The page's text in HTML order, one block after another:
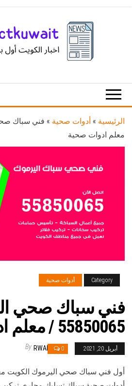
الكويت
الرئيسية » أدوات صحية »
معلم ادوات صحية
Category أدوات صحية
فني سباك صحي
55850065 / معلم ادوات صحية
أبريل 20, 2021 0
By RWAN
أول فني سباك صحي اليرموك الكويت